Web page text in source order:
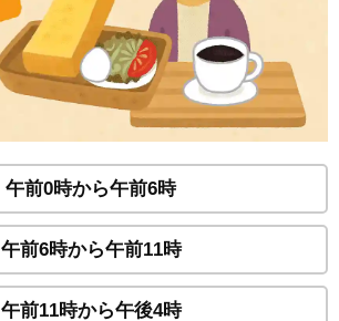
午前0時から午前6時
午前6時から午前11時
午前11時から午後4時